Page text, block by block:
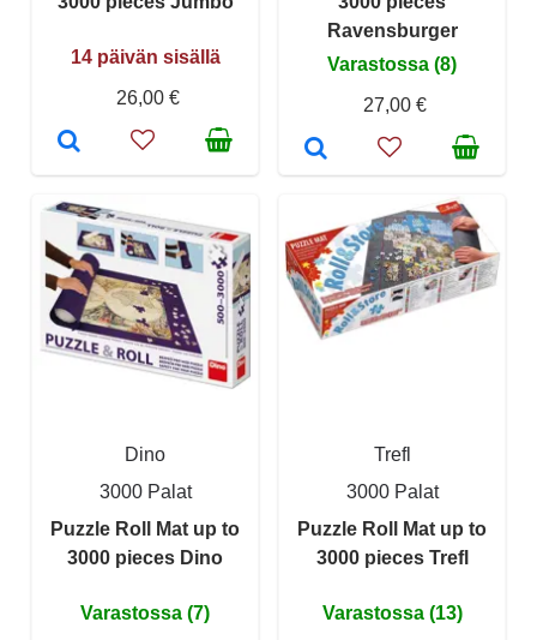
14 päivän sisällä
26,00 €
Ravensburger
Varastossa (8)
27,00 €
Dino
3000 Palat
Puzzle Roll Mat up to
3000 pieces Dino
Varastossa (7)
Trefl
3000 Palat
Puzzle Roll Mat up to
3000 pieces Trefl
Varastossa (13)